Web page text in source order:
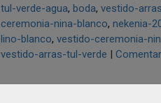
tul-verde-agua boda vestido-
ceremonia-nina-blanco nekenia-
lino-blanco vestido-ceremonia-
vestido-arras-tul-verde |